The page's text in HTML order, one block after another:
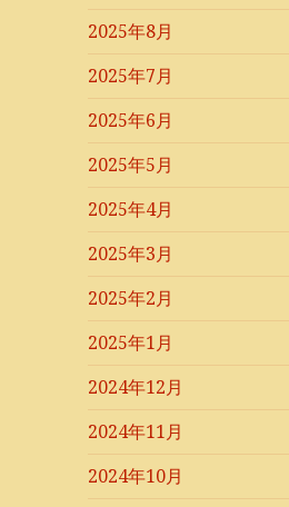
2025年8月
2025年7月
2025年6月
2025年5月
2025年4月
2025年3月
2025年2月
2025年1月
2024年12月
2024年11月
2024年10月